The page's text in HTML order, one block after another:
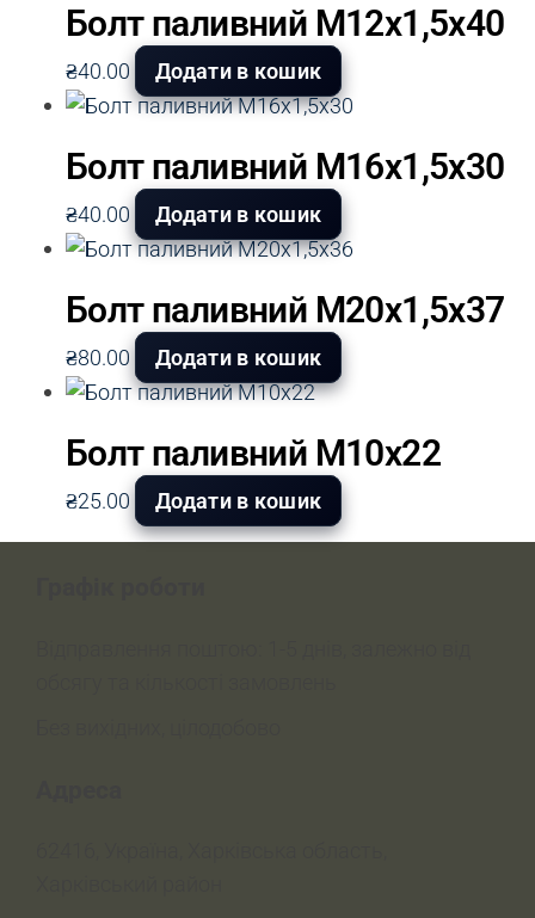
Болт паливний М12х1,5х40
₴40.00 Додати в кошик
Болт паливний М16х1,5х30
₴40.00 Додати в кошик
Болт паливний М20х1,5х37
₴80.00 Додати в кошик
Болт паливний М10х22
₴25.00 Додати в кошик